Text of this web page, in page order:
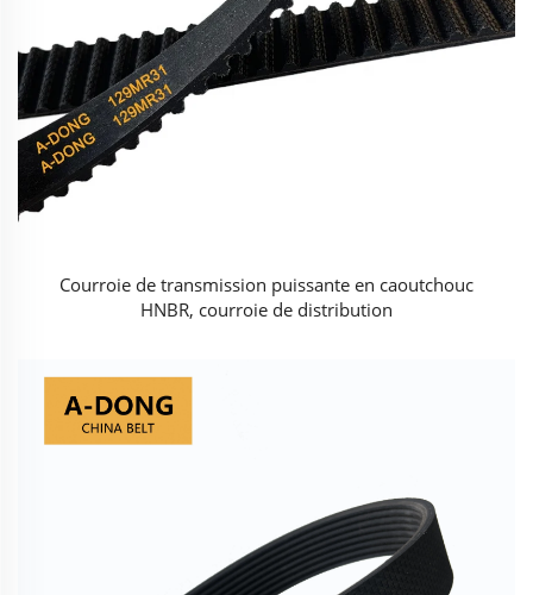
Courroie de transmission puissante en caoutchouc
HNBR, courroie de distribution